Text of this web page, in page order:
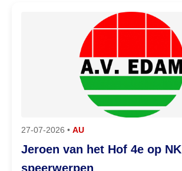
27-07-2026 • AU
Jeroen van het Hof 4e op NK
speerwerpen